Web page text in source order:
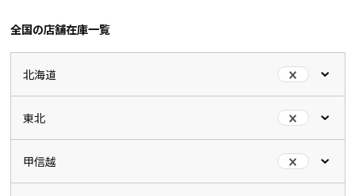
全国の店舗在庫一覧
北海道
東北
甲信越